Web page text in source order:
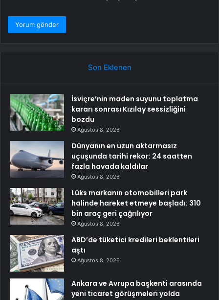
Son Eklenen
İsviçre’nin maden suyunu toplatma
kararı sonrası Kızılay sessizliğini
bozdu
Ağustos 8, 2026
Dünyanın en uzun aktarmasız
uçuşunda tarihi rekor: 24 saatten
fazla havada kaldılar
Ağustos 8, 2026
Lüks markanın otomobilleri park
halinde hareket etmeye başladı: 310
bin araç geri çağrılıyor
Ağustos 8, 2026
ABD’de tüketici kredileri beklentileri
aştı
Ağustos 8, 2026
Ankara ve Avrupa başkenti arasında
yeni ticaret görüşmeleri yolda